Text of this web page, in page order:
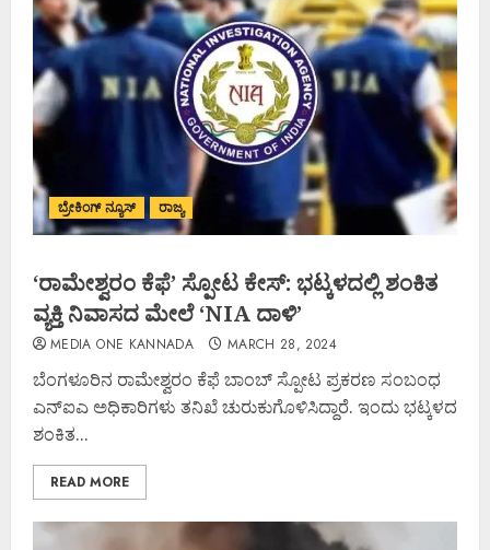
ಬ್ರೇಕಿಂಗ್ ನ್ಯೂಸ್ ರಾಜ್ಯ
‘ರಾಮೇಶ್ವರಂ ಕೆಫೆ’ ಸ್ಪೋಟ ಕೇಸ್: ಭಟ್ಕಳದಲ್ಲಿ ಶಂಕಿತ
ವ್ಯಕ್ತಿ ನಿವಾಸದ ಮೇಲೆ ‘NIA ದಾಳಿ’
MEDIA ONE KANNADA MARCH 28, 2024
ಬೆಂಗಳೂರಿನ ರಾಮೇಶ್ವರಂ ಕೆಫೆ ಬಾಂಬ್ ಸ್ಪೋಟ ಪ್ರಕರಣ ಸಂಬಂಧ
ಎನ್‌ಐಎ ಅಧಿಕಾರಿಗಳು ತನಿಖೆ ಚುರುಕುಗೊಳಿಸಿದ್ದಾರೆ. ಇಂದು ಭಟ್ಕಳದ
ಶಂಕಿತ...
READ MORE